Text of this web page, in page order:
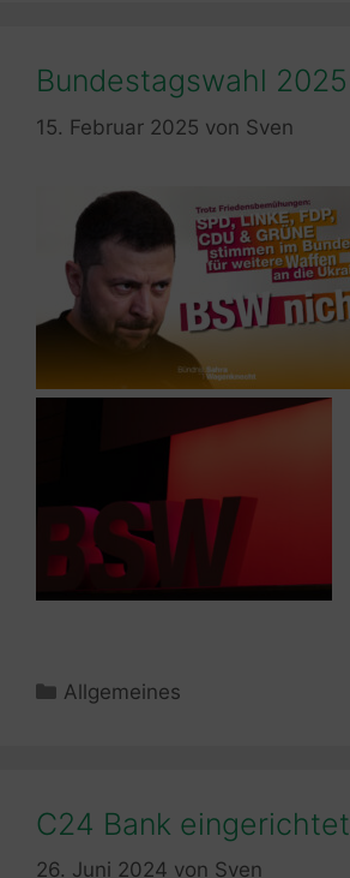
Bundestagswahl 2025
15. Februar 2025 von Sven
Kategorien
Allgemeines
C24 Bank eingerichtet
26. Juni 2024 von Sven